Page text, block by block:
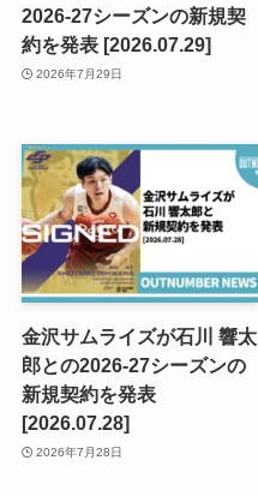
2026-27シーズンの新規契
約を発表 [2026.07.29]
2026年7月29日
金沢サムライズが石川 響太
郎との2026-27シーズンの
新規契約を発表
[2026.07.28]
2026年7月28日